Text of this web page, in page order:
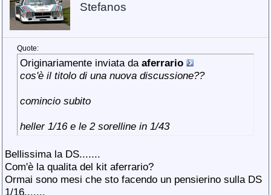
Stefanos
Quote:
Originariamente inviata da aferrario
cos'è il titolo di una nuova discussione??
comincio subito
heller 1/16 e le 2 sorelline in 1/43
Bellissima la DS.......
Com'è la qualita del kit aferrario?
Ormai sono mesi che sto facendo un pensierino sulla DS
1/16.......